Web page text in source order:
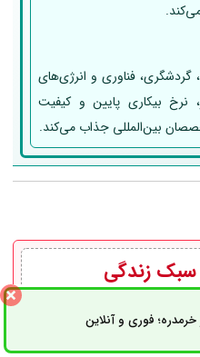
گردشگری، فناوری و انرژی‌های
نرخ بیکاری پایین و کیفیت
بین‌المللی جذاب می‌کند.
زندگی
مستقیم برکیفیت زندگی،
دارد. تفاوت‌های فرهنگی شامل
فوری و آنلاینثبت سفارش